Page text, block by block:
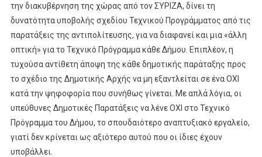
την διακυβέρνηση της χώρας από τον ΣΥΡΙΖΑ, δίνει τη
δυνατότητα υποβολής σχεδίου Τεχνικού Προγράμματος από τις
παρατάξεις της αντιπολίτευσης, για να διαφανεί και μια «άλλη
οπτική» για το Τεχνικό Πρόγραμμα κάθε Δήμου. Επιπλέον, η
τυχούσα αντίθετη άποψη της κάθε δημοτικής παράταξης προς
το σχέδιο της Δημοτικής Αρχής να μη εξαντλείται σε ένα ΟΧΙ
κατά την ψηφοφορία που συνήθως γίνεται. Με απλά λόγια, οι
υπεύθυνες Δημοτικές Παρατάξεις να λένε ΟΧΙ στο Τεχνικό
Πρόγραμμα του Δήμου, το σπουδαιότερο αναπτυξιακό εργαλείο,
γιατί δεν κρίνεται ως αξιότερο αυτού που οι ίδιες έχουν
υποβάλλει.